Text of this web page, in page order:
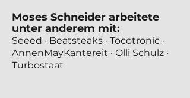
Moses Schneider arbeitete
unter anderem mit:
Seeed · Beatsteaks · Tocotronic ·
AnnenMayKantereit · Olli Schulz ·
Turbostaat